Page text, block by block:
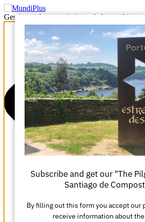
Gestionar el consentimiento de las cookies
Subscribe and get our "The
Santiago de
By filling out this form you accept our
receive information about